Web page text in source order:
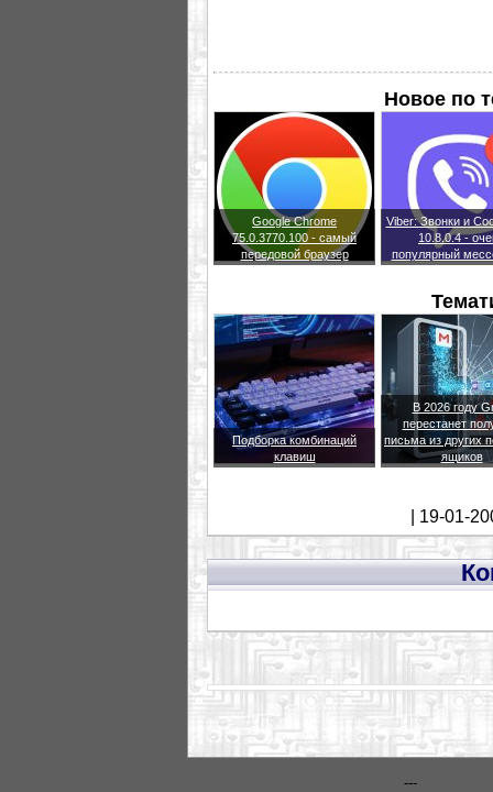
Новое по
Google Chrome
75.0.3770.100 - самый
передовой браузер
Viber: Звонки и
10.8.0.4 -
популярный
Подборка комбинаций
клавиш
В 2026 году
перестанет
письма из других
ящиков
| 19-01-
---